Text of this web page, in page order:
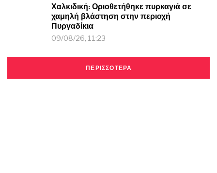
Χαλκιδική: Οριοθετήθηκε πυρκαγιά σε
χαμηλή βλάστηση στην περιοχή
Πυργαδίκια
09/08/26, 11:23
ΠΕΡΙΣΣΟΤΕΡΑ